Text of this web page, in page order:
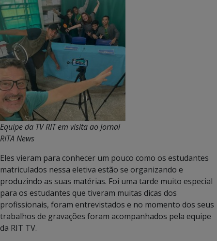
Equipe da TV RIT em visita ao Jornal
RITA News
Eles vieram para conhecer um pouco como os estudantes
matriculados nessa eletiva estão se organizando e
produzindo as suas matérias. Foi uma tarde muito especial
para os estudantes que tiveram muitas dicas dos
profissionais, foram entrevistados e no momento dos seus
trabalhos de gravações foram acompanhados pela equipe
da RIT TV.